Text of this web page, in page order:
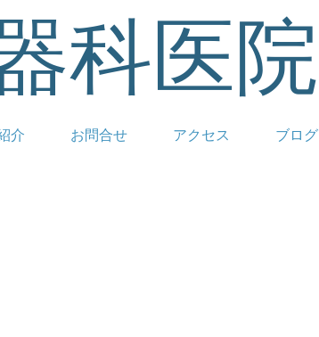
科医院
介 お問合せ アクセス ブログ